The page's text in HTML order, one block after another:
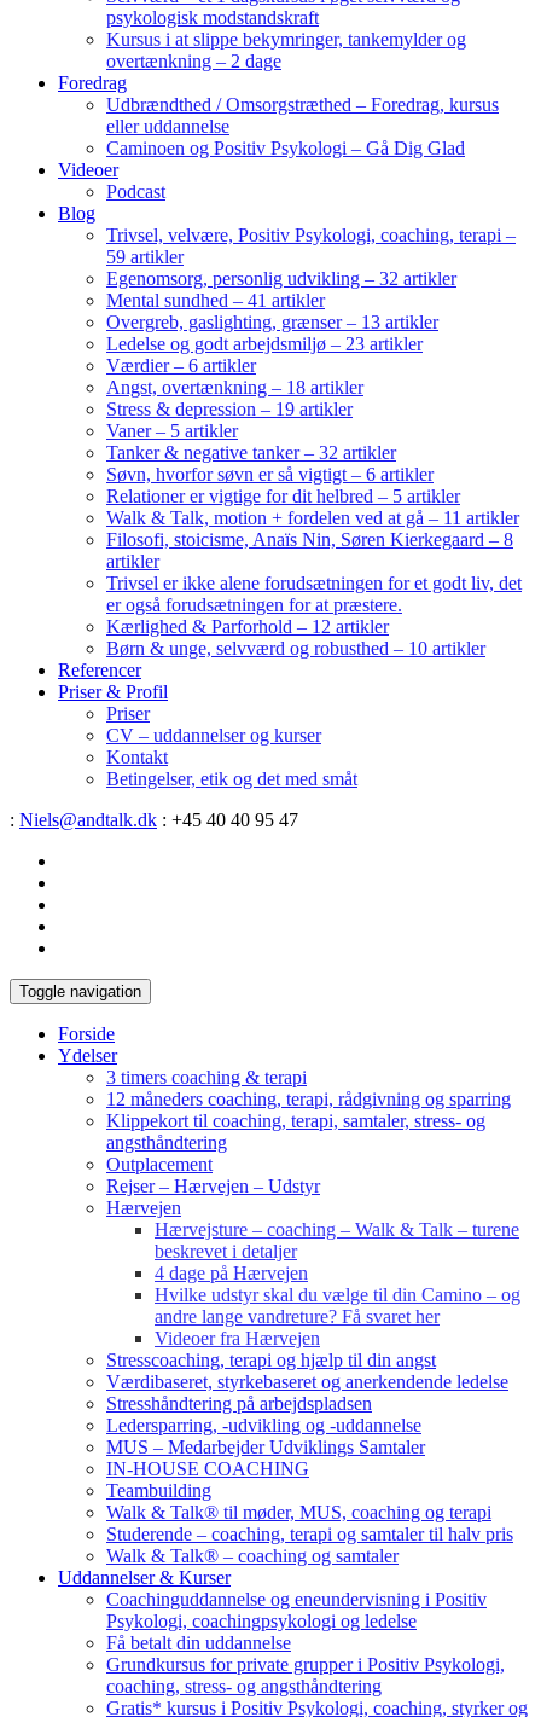
psykologisk modstandskraft
Kursus i at slippe bekymringer, tankemylder og
overtænkning – 2 dage
Foredrag
Udbrændthed / Omsorgstræthed – Foredrag, kursus
eller uddannelse
Caminoen og Positiv Psykologi – Gå Dig Glad
Videoer
Podcast
Blog
Trivsel, velvære, Positiv Psykologi, coaching, terapi –
59 artikler
Egenomsorg, personlig udvikling – 32 artikler
Mental sundhed – 41 artikler
Overgreb, gaslighting, grænser – 13 artikler
Ledelse og godt arbejdsmiljø – 23 artikler
Værdier – 6 artikler
Angst, overtænkning – 18 artikler
Stress & depression – 19 artikler
Vaner – 5 artikler
Tanker & negative tanker – 32 artikler
Søvn, hvorfor søvn er så vigtigt – 6 artikler
Relationer er vigtige for dit helbred – 5 artikler
Walk & Talk, motion + fordelen ved at gå – 11 artikler
Filosofi, stoicisme, Anaïs Nin, Søren Kierkegaard – 8
artikler
Trivsel er ikke alene forudsætningen for et godt liv, det
er også forudsætningen for at præstere.
Kærlighed & Parforhold – 12 artikler
Børn & unge, selvværd og robusthed – 10 artikler
Referencer
Priser & Profil
Priser
CV – uddannelser og kurser
Kontakt
Betingelser, etik og det med småt
: Niels@andtalk.dk : +45 40 40 95 47
Toggle navigation
Forside
Ydelser
3 timers coaching & terapi
12 måneders coaching, terapi, rådgivning og sparring
Klippekort til coaching, terapi, samtaler, stress- og
angsthåndtering
Outplacement
Rejser – Hærvejen – Udstyr
Hærvejen
Hærvejsture – coaching – Walk & Talk – turene
beskrevet i detaljer
4 dage på Hærvejen
Hvilke udstyr skal du vælge til din Camino – og
andre lange vandreture? Få svaret her
Videoer fra Hærvejen
Stresscoaching, terapi og hjælp til din angst
Værdibaseret, styrkebaseret og anerkendende ledelse
Stresshåndtering på arbejdspladsen
Ledersparring, -udvikling og -uddannelse
MUS – Medarbejder Udviklings Samtaler
IN-HOUSE COACHING
Teambuilding
Walk & Talk® til møder, MUS, coaching og terapi
Studerende – coaching, terapi og samtaler til halv pris
Walk & Talk® – coaching og samtaler
Uddannelser & Kurser
Coachinguddannelse og eneundervisning i Positiv
Psykologi, coachingpsykologi og ledelse
Få betalt din uddannelse
Grundkursus for private grupper i Positiv Psykologi,
coaching, stress- og angsthåndtering
Gratis* kursus i Positiv Psykologi, coaching, styrker og